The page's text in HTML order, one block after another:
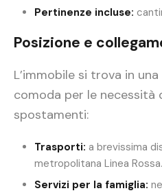
Pertinenze incluse:
Posizione e
L’immobile si trova in
comoda per le necessità
spostamenti:
Trasporti: a brevissima
metropolitana Linea Rossa.
Servizi per la famiglia: